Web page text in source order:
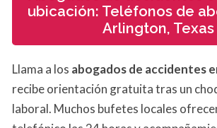
ubicación: Teléfonos de
Arlington, Texas
Llama a los abogados de accidentes
recibe orientación gratuita tras un
laboral. Muchos bufetes locales